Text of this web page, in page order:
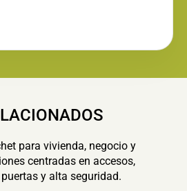
para vivienda, negocio y
centradas en accesos,
y alta seguridad.